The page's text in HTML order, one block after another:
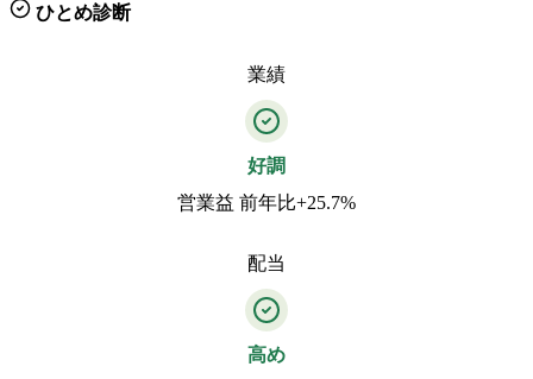
ひとめ診断
業績
好調
営業益 前年比+25.7%
配当
高め